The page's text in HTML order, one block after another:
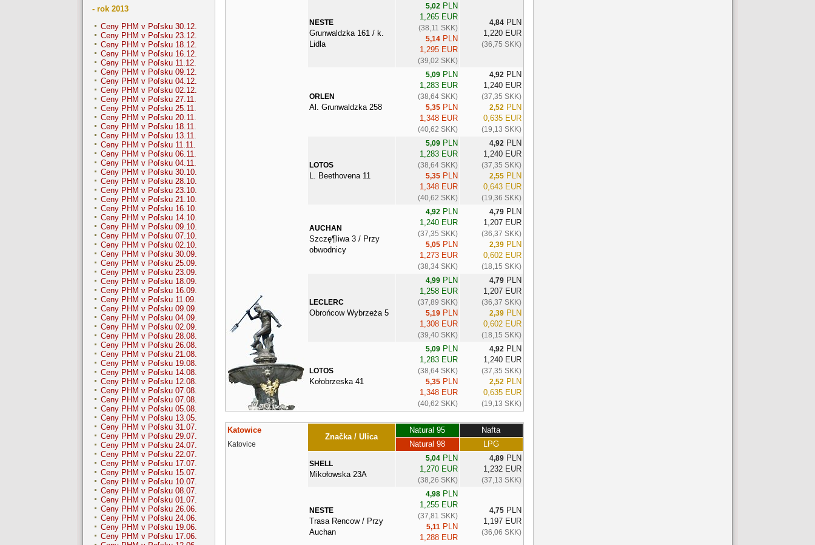
- rok 2013
Ceny PHM v Poľsku 30.12.
Ceny PHM v Poľsku 23.12.
Ceny PHM v Poľsku 18.12.
Ceny PHM v Poľsku 16.12.
Ceny PHM v Poľsku 11.12.
Ceny PHM v Poľsku 09.12.
Ceny PHM v Poľsku 04.12.
Ceny PHM v Poľsku 02.12.
Ceny PHM v Poľsku 27.11.
Ceny PHM v Poľsku 25.11.
Ceny PHM v Poľsku 20.11.
Ceny PHM v Poľsku 18.11.
Ceny PHM v Poľsku 13.11.
Ceny PHM v Poľsku 11.11.
Ceny PHM v Poľsku 06.11.
Ceny PHM v Poľsku 04.11.
Ceny PHM v Poľsku 30.10.
Ceny PHM v Poľsku 28.10.
Ceny PHM v Poľsku 23.10.
Ceny PHM v Poľsku 21.10.
Ceny PHM v Poľsku 16.10.
Ceny PHM v Poľsku 14.10.
Ceny PHM v Poľsku 09.10.
Ceny PHM v Poľsku 07.10.
Ceny PHM v Poľsku 02.10.
Ceny PHM v Poľsku 30.09.
Ceny PHM v Poľsku 25.09.
Ceny PHM v Poľsku 23.09.
Ceny PHM v Poľsku 18.09.
Ceny PHM v Poľsku 16.09.
Ceny PHM v Poľsku 11.09.
Ceny PHM v Poľsku 09.09.
Ceny PHM v Poľsku 04.09.
Ceny PHM v Poľsku 02.09.
Ceny PHM v Poľsku 28.08.
Ceny PHM v Poľsku 26.08.
Ceny PHM v Poľsku 21.08.
Ceny PHM v Poľsku 19.08.
Ceny PHM v Poľsku 14.08.
Ceny PHM v Poľsku 12.08.
Ceny PHM v Poľsku 07.08.
Ceny PHM v Poľsku 07.08.
Ceny PHM v Poľsku 05.08.
Ceny PHM v Poľsku 13.05.
Ceny PHM v Poľsku 31.07.
Ceny PHM v Poľsku 29.07.
Ceny PHM v Poľsku 24.07.
Ceny PHM v Poľsku 22.07.
Ceny PHM v Poľsku 17.07.
Ceny PHM v Poľsku 15.07.
Ceny PHM v Poľsku 10.07.
Ceny PHM v Poľsku 08.07.
Ceny PHM v Poľsku 01.07.
Ceny PHM v Poľsku 26.06.
Ceny PHM v Poľsku 24.06.
Ceny PHM v Poľsku 19.06.
Ceny PHM v Poľsku 17.06.
NESTE
Grunwaldzka 161 / k.
Lidla
5,02 PLN
1,265 EUR
(38,11 SKK)
5,14PLN
1,295 EUR
(39,02 SKK)
4,84PLN
1,220 EUR
(36,75 SKK)
ORLEN
Al. Grunwaldzka 258
5,09PLN
1,283 EUR
(38,64 SKK)
5,35PLN
1,348 EUR
(40,62 SKK)
4,92 PLN
1,240 EUR
(37,35 SKK)
2,52 PLN
0,635 EUR
(19,13 SKK)
LOTOS
L. Beethovena 11
5,09PLN
1,283 EUR
(38,64 SKK)
5,35PLN
1,348 EUR
(40,62 SKK)
4,92 PLN
1,240 EUR
(37,35 SKK)
2,55PLN
0,643 EUR
(19,36 SKK)
AUCHAN
Szczę¶liwa 3 / Przy
obwodnicy
4,92 PLN
1,240 EUR
(37,35 SKK)
5,05PLN
1,273 EUR
(38,34 SKK)
4,79PLN
1,207 EUR
(36,37 SKK)
2,39PLN
0,602 EUR
(18,15 SKK)
LECLERC
Obrońcow Wybrzeża 5
4,99PLN
1,258 EUR
(37,89 SKK)
5,19PLN
1,308 EUR
(39,40 SKK)
4,79PLN
1,207 EUR
(36,37 SKK)
2,39PLN
0,602 EUR
(18,15 SKK)
LOTOS
Kołobrzeska 41
5,09PLN
1,283 EUR
(38,64 SKK)
5,35PLN
1,348 EUR
(40,62 SKK)
4,92 PLN
1,240 EUR
(37,35 SKK)
2,52 PLN
0,635 EUR
(19,13 SKK)
Katowice
Značka / Ulica
Natural 95 Nafta
Katovice Natural 98 LPG
SHELL
Mikołowska 23A
5,04PLN
1,270 EUR
(38,26 SKK)
4,89PLN
1,232 EUR
(37,13 SKK)
NESTE
Trasa Rencow / Przy
Auchan
4,98PLN
1,255 EUR
(37,81 SKK)
5,11 PLN
1,288 EUR
4,75PLN
1,197 EUR
(36,06 SKK)